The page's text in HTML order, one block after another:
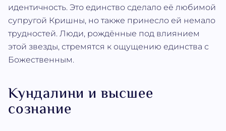
идентичность. Это единство сделало её любимой
супругой Кришны, но также принесло ей немало
трудностей. Люди, рождённые под влиянием
этой звезды, стремятся к ощущению единства с
Божественным.
Кундалини и высшее
сознание